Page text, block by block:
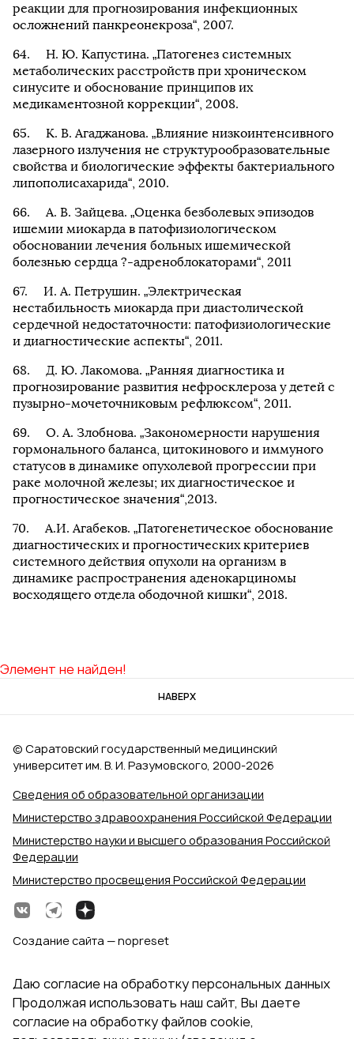
реакции для прогнозирования инфекционных
осложнений панкреонекроза“, 2007.
Н. Ю. Капустина. „Патогенез системных
метаболических расстройств при хроническом
синусите и обоснование принципов их
медикаментозной коррекции“, 2008.
К. В. Агаджанова. „Влияние низкоинтенсивного
лазерного излучения не структурообразовательные
свойства и биологические эффекты бактериального
липополисахарида“, 2010.
А. В. Зайцева. „Оценка безболевых эпизодов
ишемии миокарда в патофизиологическом
обосновании лечения больных ишемической
болезнью сердца ?-адреноблокаторами“, 2011
И. А. Петрушин. „Электрическая
нестабильность миокарда при диастолической
сердечной недостаточности: патофизиологические
и диагностические аспекты“, 2011.
Д. Ю. Лакомова. „Ранняя диагностика и
прогнозирование развития нефросклероза у детей с
пузырно-мочеточниковым рефлюксом“, 2011.
О. А. Злобнова. „Закономерности нарушения
гормонального баланса, цитокинового и иммуного
статусов в динамике опухолевой прогрессии при
раке молочной железы; их диагностическое и
прогностическое значения“,2013.
А.И. Агабеков. „Патогенетическое обоснование
диагностических и прогностических критериев
системного действия опухоли на организм в
динамике распространения аденокарциномы
восходящего отдела ободочной кишки“, 2018.
Элемент не найден!
НАВЕРХ
Сведения об образовательной организации
Министерство здравоохранения Российской Федерации
Министерство науки и высшего образования Российской
Федерации
Министерство просвещения Российской Федерации
© Саратовский государственный медицинский
университет им. В. И. Разумовского, 2000‑2026
Создание сайта — nopreset
Даю согласие на обработку персональных данных
Продолжая использовать наш сайт, Вы даете
согласие на обработку файлов cookie,